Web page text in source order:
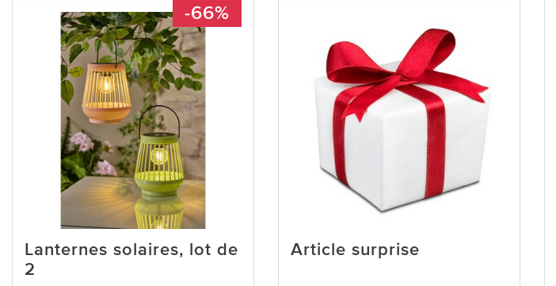
-66%
Lanternes solaires, lot de
2
Article surprise